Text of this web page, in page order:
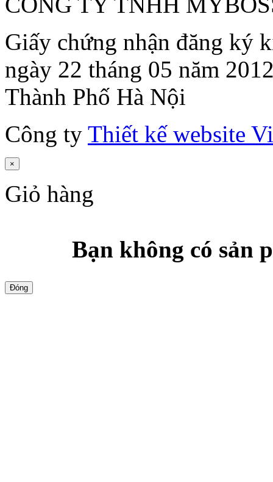
Giấy chứng nhận đăng ký
ngày 22 tháng 05 năm
Thành Phố Hà Nội
Công ty Thiết kế website
×
Giỏ hàng
Bạn không có sản
Đóng